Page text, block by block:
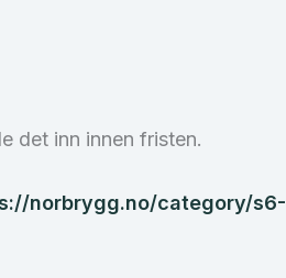
det inn innen fristen.
norbrygg.no/category/s6-